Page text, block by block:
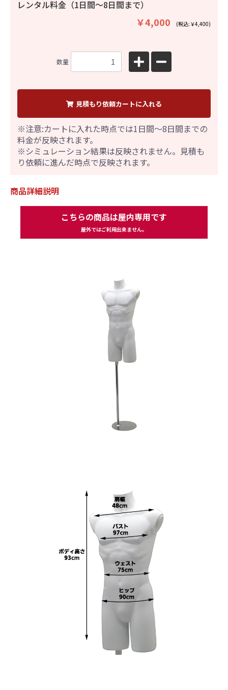
レンタル料金（1日間〜8日間まで）
￥4,000 (税込:￥4,400)
数量
見積もり依頼カートに入れる
※注意:カートに入れた時点では1日間～8日間までの
料金が反映されます。
※シミュレーション結果は反映されません。見積も
り依頼に進んだ時点で反映されます。
商品詳細説明
こちらの商品は屋内専用です
屋外ではご利用出来ません。